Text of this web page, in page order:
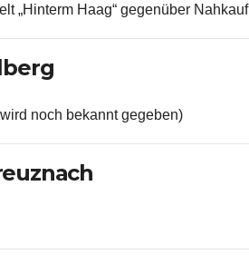
„Hinterm Haag“ gegenüber Nahkauf
noch bekannt gegeben)